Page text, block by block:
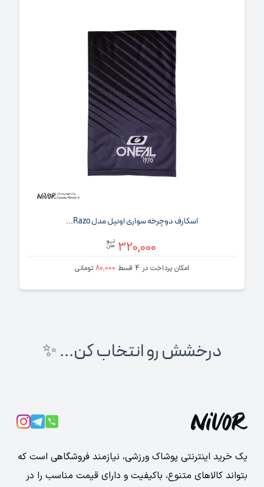
اسکارف دوچرخه‌ سواری اونیل مدل Razo...
320,000
امکان پرداخت در 4 قسط 80,000تومانی
درخشش رو انتخاب کن... ✨
یک خرید اینترنتی پوشاک ورزشی، نیازمند فروشگاهی است که
بتواند کالاهای متنوع، باکیفیت و دارای قیمت مناسب را در